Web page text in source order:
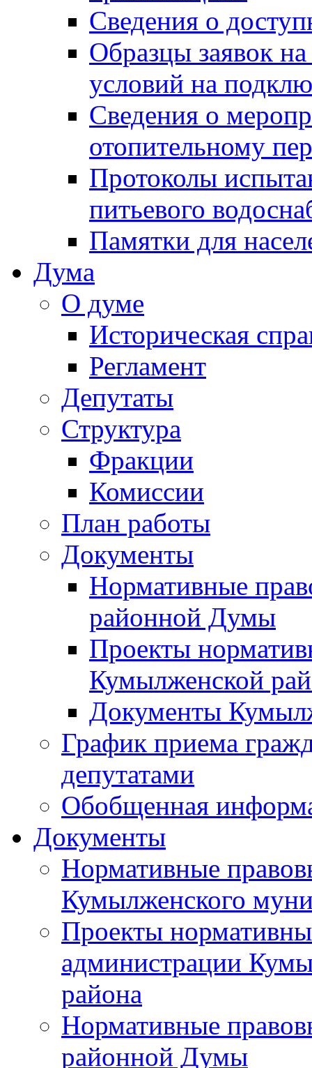
Сведения о
Образцы заявок
условий на
Сведения о
отопительному
Протоколы
питьевого
Памятки для
Дума
О думе
Историческая
Регламент
Депутаты
Структура
Фракции
Комиссии
План работы
Документы
Нормативные
районной Думы
Проекты
Кумылженской
Документы
График приема
депутатами
Обобщенная
Документы
Нормативные
Кумылженского
Проекты
администрации
района
Нормативные
районной Думы